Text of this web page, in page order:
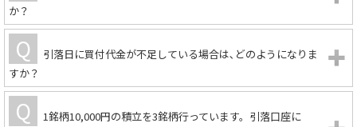
か？
引落日に買付代金が不足している場合は､どのようになりま
すか？
1銘柄10,000円の積立を3銘柄行っています。引落口座に